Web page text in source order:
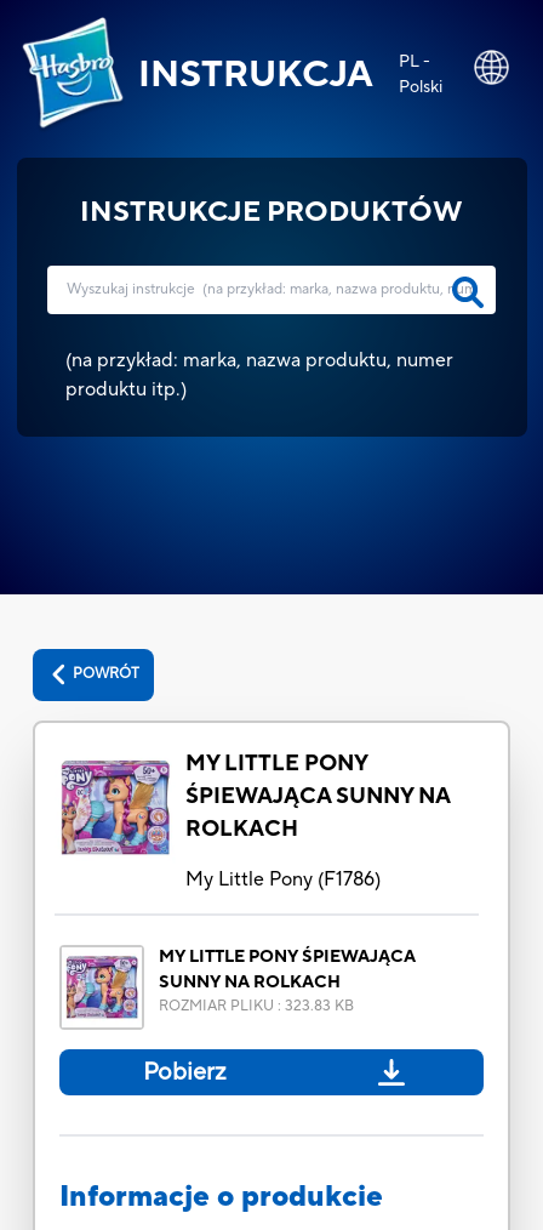
INSTRUKCJA
PL -
Polski
INSTRUKCJE PRODUKTÓW
(na przykład: marka, nazwa produktu, numer
produktu itp.)
POWRÓT
MY LITTLE PONY
ŚPIEWAJĄCA SUNNY NA
ROLKACH
My Little Pony(F1786)
MY LITTLE PONY ŚPIEWAJĄCA
SUNNY NA ROLKACH
ROZMIAR PLIKU : 323.83 KB
Pobierz
Informacje o produkcie